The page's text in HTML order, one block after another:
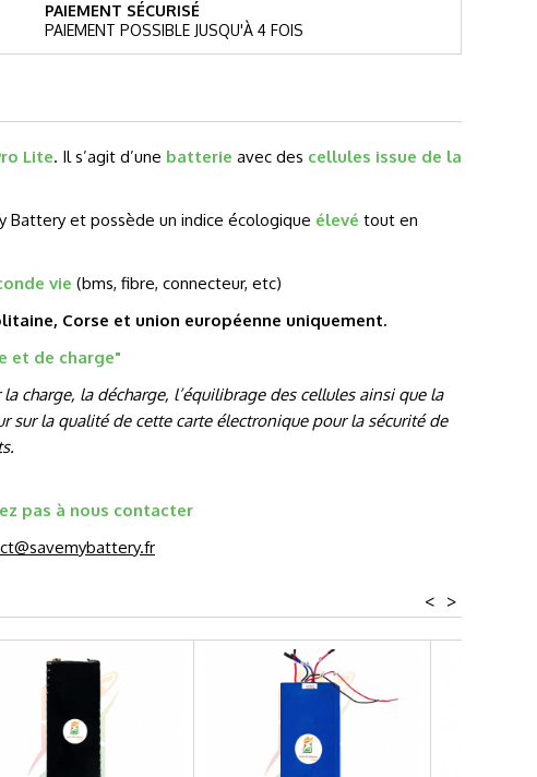
PAIEMENT SÉCURISÉ
PAIEMENT POSSIBLE JUSQU'À 4 FOIS
Lite. Il s’agit d’une batterie avec des cellules issue de la
et possède un indice écologique élevé tout en
vie (bms, fibre, connecteur, etc)
Corse et union européenne uniquement.
et de charge"
charge, la décharge, l’équilibrage des cellules ainsi que la
la qualité de cette carte électronique pour la sécurité de
pas à nous contacter
>
<